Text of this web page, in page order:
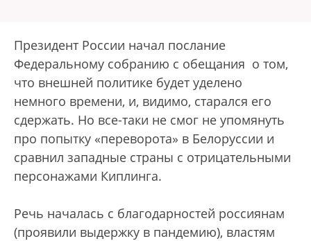
Президент России начал послание
Федеральному собранию с обещания о том,
что внешней политике будет уделено
немного времени, и, видимо, старался его
сдержать. Но все-таки не смог не упомянуть
про попытку «переворота» в Белоруссии и
сравнил западные страны с отрицательными
персонажами Киплинга.
Речь началась с благодарностей россиянам
(проявили выдержку в пандемию), властям